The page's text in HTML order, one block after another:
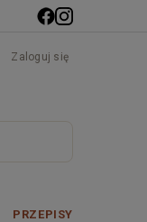
Zaloguj się
PRZEPISY